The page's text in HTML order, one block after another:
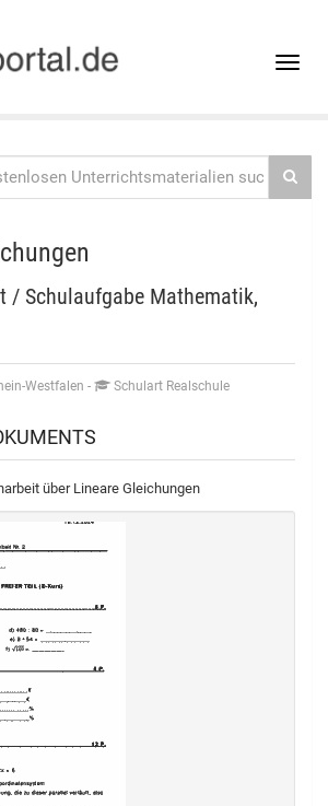
Toggle
/ Schulaufgabe Mathematik,
Westfalen - Schulart Realschule
über Lineare Gleichungen